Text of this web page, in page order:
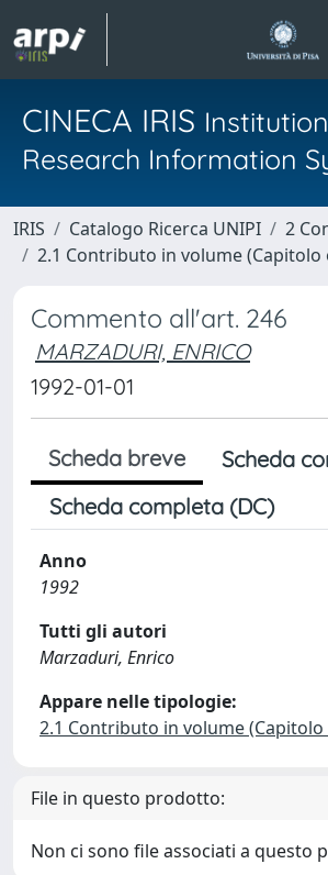
CINECA IRIS
Research Information
IRIS Catalogo Ricerca UNIPI
2
2.1 Contributo in volume (Capitolo
Commento all'art. 246
MARZADURI, ENRICO
1992-01-01
Scheda breve
Scheda
Scheda completa (DC)
Anno
1992
Tutti gli autori
Marzaduri, Enrico
Appare nelle tipologie:
2.1 Contributo in volume (Capitolo
File in questo prodotto:
Non ci sono file associati a questo